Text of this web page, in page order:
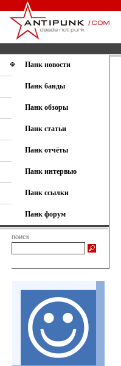
Панк новости
Панк банды
Панк обзоры
Панк статьи
Панк отчёты
Панк интервью
Панк ссылки
Панк форум
поиск